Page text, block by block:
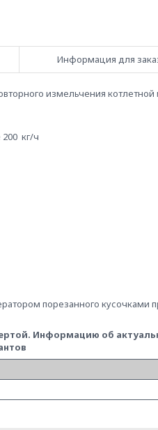
Информация для
измельчения котлетной
кг/ч
порезанного кусочками
Информацию об